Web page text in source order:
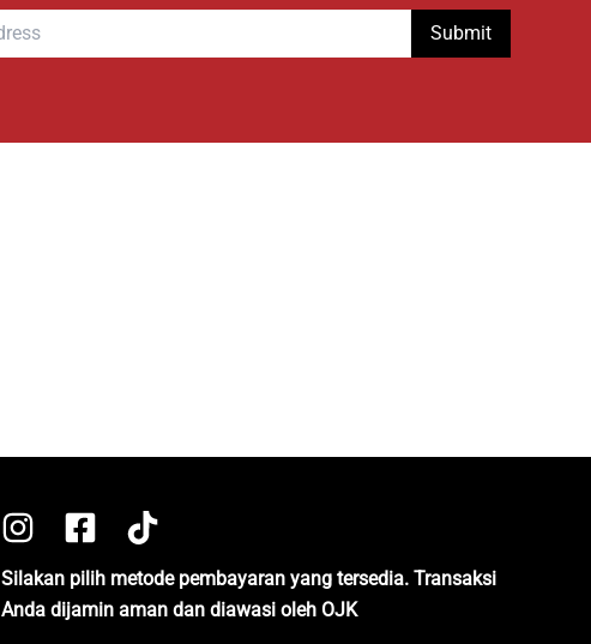
Silakan pilih metode pembayaran yang tersedia. Transaksi
Anda dijamin aman dan diawasi oleh OJK